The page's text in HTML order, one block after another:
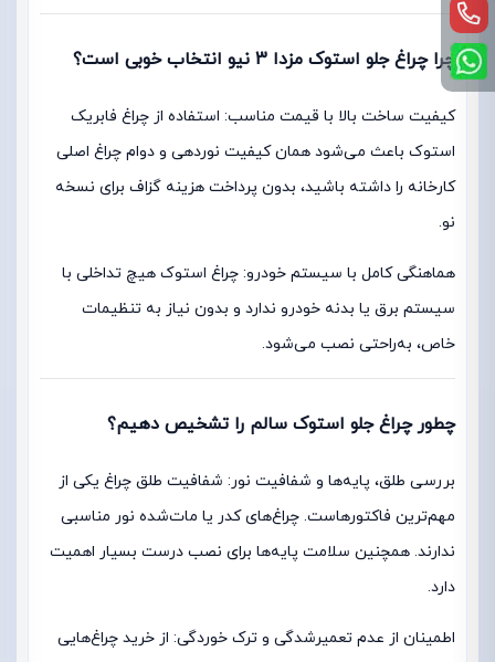
چرا چراغ جلو استوک مزدا 3 نیو انتخاب خوبی است؟
کیفیت ساخت بالا با قیمت مناسب: استفاده از چراغ فابریک
استوک باعث می‌شود همان کیفیت نوردهی و دوام چراغ اصلی
کارخانه را داشته باشید، بدون پرداخت هزینه گزاف برای نسخه
نو.
هماهنگی کامل با سیستم خودرو: چراغ استوک هیچ تداخلی با
سیستم برق یا بدنه خودرو ندارد و بدون نیاز به تنظیمات
خاص، به‌راحتی نصب می‌شود.
چطور چراغ جلو استوک سالم را تشخیص دهیم؟
بررسی طلق، پایه‌ها و شفافیت نور: شفافیت طلق چراغ یکی از
مهم‌ترین فاکتورهاست. چراغ‌های کدر یا مات‌شده نور مناسبی
ندارند. همچنین سلامت پایه‌ها برای نصب درست بسیار اهمیت
دارد.
اطمینان از عدم تعمیرشدگی و ترک خوردگی: از خرید چراغ‌هایی